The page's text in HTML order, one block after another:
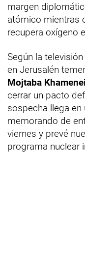
margen
atómico mientras
recupera oxígeno
Según la
en Jerusalén
Mojtaba Khamenei
cerrar un pacto
sospecha llega
memorando de
viernes y prevé
programa nuclear